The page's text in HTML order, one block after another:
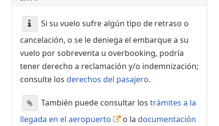
Si su vuelo sufre algún tipo de retraso o
cancelación, o se le deniega el embarque a su
vuelo por sobreventa u overbooking, podría
tener derecho a reclamación y/o indemnización;
consulte los derechos del pasajero.
También puede consultar los trámites a la
llegada en el aeropuerto
o la documentación